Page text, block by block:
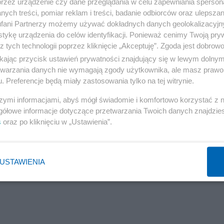
Ci co ratują są atakowani?
strażaków
na Podkarpaciu strażacy przez całą noc
Ogień pojawił się we wtorek wieczorem, a akcja
treści, pomiar reklam i treści, badanie odbiorców oraz
Partnerzy możemy używać dokładnych danych
urządzenia do celów identyfikacji. Ponieważ cenimy Twoją
tych technologii poprzez kliknięcie „Akceptuję”. Zgoda jest
przycisk ustawień prywatności znajdujący się w lewym
danych nie wymagają zgody użytkownika, ale masz
Preferencje będą miały zastosowania tylko na tej witrynie.
informacjami, abyś mógł świadomie i komfortowo korzystać z
informacje dotyczące przetwarzania Twoich danych
oraz po kliknięciu w „Ustawienia”.
USTAWIENIA